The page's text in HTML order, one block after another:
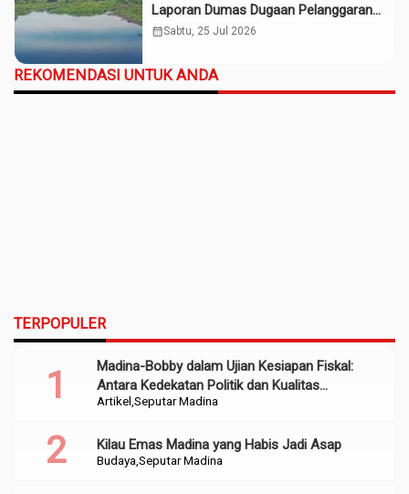
Laporan Dumas Dugaan Pelanggaran
PT Rendi Tak Digubris
calendar_monthSabtu, 25 Jul 2026
REKOMENDASI UNTUK ANDA
TERPOPULER
Artikel Seputar Madina
Madina-Bobby dalam Ujian Kesiapan Fiskal:
Antara Kedekatan Politik dan Kualitas
Perencanaan
Budaya Seputar Madina
Kilau Emas Madina yang Habis Jadi Asap